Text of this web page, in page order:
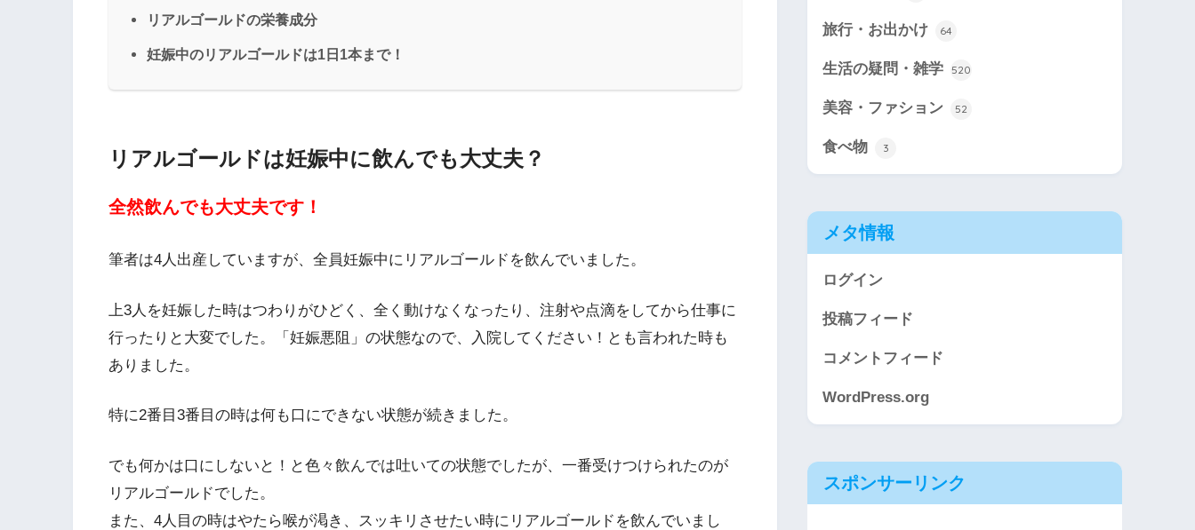
リアルゴールドの栄養成分
妊娠中のリアルゴールドは1日1本まで！
リアルゴールドは妊娠中に飲んでも大丈夫？
全然飲んでも大丈夫です！
筆者は4人出産していますが、全員妊娠中にリアルゴールドを飲んでいました。
上3人を妊娠した時はつわりがひどく、全く動けなくなったり、注射や点滴をしてから仕事に
行ったりと大変でした。「妊娠悪阻」の状態なので、入院してください！とも言われた時も
ありました。
特に2番目3番目の時は何も口にできない状態が続きました。
でも何かは口にしないと！と色々飲んでは吐いての状態でしたが、一番受けつけられたのが
リアルゴールドでした。
また、4人目の時はやたら喉が渇き、スッキリさせたい時にリアルゴールドを飲んでいまし
旅行・お出かけ 64
生活の疑問・雑学 520
美容・ファション 52
食べ物 3
メタ情報
ログイン
投稿フィード
コメントフィード
WordPress.org
スポンサーリンク